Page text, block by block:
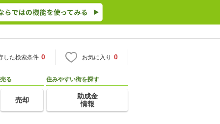
した検索条件 0 お気に入り 0
売る
売却
住みやすい街を探す
助成金
情報